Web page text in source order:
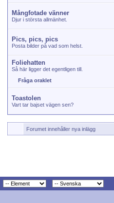
Mångfotade vänner
Djur i största allmänhet.
Pics, pics, pics
Posta bilder på vad som helst.
Foliehatten
Så här ligger det egentligen till.
Fråga oraklet
Toastolen
Vart tar bajset vägen sen?
Forumet innehåller nya inlägg